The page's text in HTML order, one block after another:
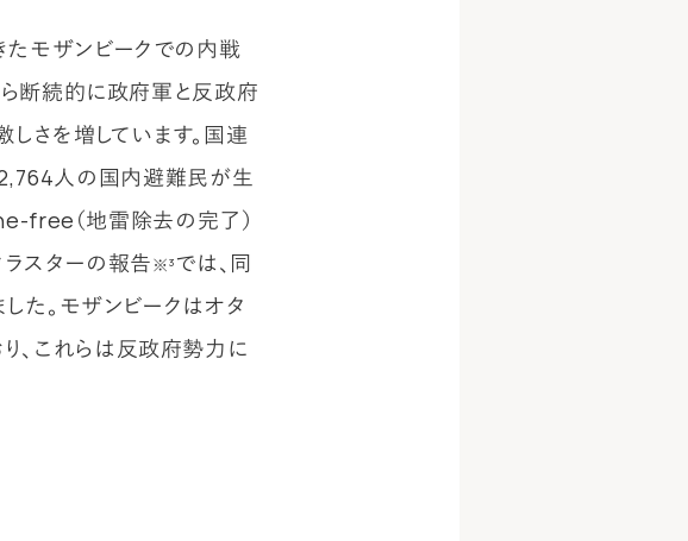
たモザンビークでの内戦
断続的に政府軍と反政府
さを増しています。国連
人の国内避難民が生
free（地雷除去の完了）
スターの報告※³では、同
た。モザンビークはオタ
、これらは反政府勢力に